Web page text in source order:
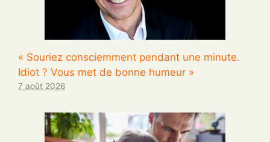
« Souriez consciemment pendant une minute.
Idiot ? Vous met de bonne humeur »
7 août 2026